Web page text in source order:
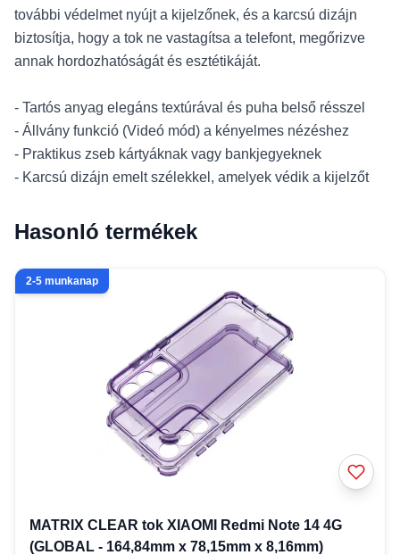
további védelmet nyújt a kijelzőnek, és a karcsú dizájn
biztosítja, hogy a tok ne vastagítsa a telefont, megőrizve
annak hordozhatóságát és esztétikáját.
- Tartós anyag elegáns textúrával és puha belső résszel
- Állvány funkció (Videó mód) a kényelmes nézéshez
- Praktikus zseb kártyáknak vagy bankjegyeknek
- Karcsú dizájn emelt szélekkel, amelyek védik a kijelzőt
Hasonló termékek
2-5 munkanap
MATRIX CLEAR tok XIAOMI Redmi Note 14 4G
(GLOBAL - 164,84mm x 78,15mm x 8,16mm)